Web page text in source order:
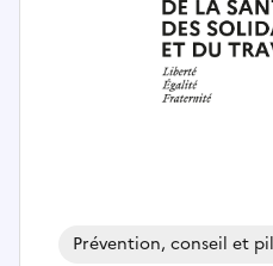
Prévention, conseil et